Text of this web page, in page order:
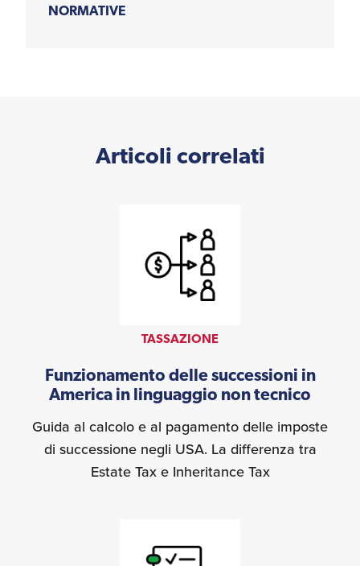
NORMATIVE
Articoli correlati
TASSAZIONE
Funzionamento delle successioni in
America in linguaggio non tecnico
Guida al calcolo e al pagamento delle imposte
di successione negli USA. La differenza tra
Estate Tax e Inheritance Tax